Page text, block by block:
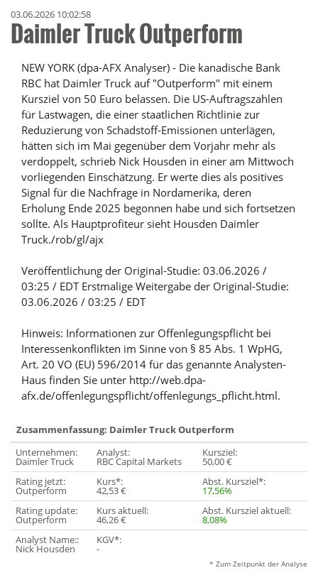
03.06.2026 10:02:58
Daimler Truck Outperform
NEW YORK (dpa-AFX Analyser) - Die kanadische Bank
RBC hat Daimler Truck auf "Outperform" mit einem
Kursziel von 50 Euro belassen. Die US-Auftragszahlen
für Lastwagen, die einer staatlichen Richtlinie zur
Reduzierung von Schadstoff-Emissionen unterlägen,
hätten sich im Mai gegenüber dem Vorjahr mehr als
verdoppelt, schrieb Nick Housden in einer am Mittwoch
vorliegenden Einschätzung. Er werte dies als positives
Signal für die Nachfrage in Nordamerika, deren
Erholung Ende 2025 begonnen habe und sich fortsetzen
sollte. Als Hauptprofiteur sieht Housden Daimler
Truck./rob/gl/ajx
Veröffentlichung der Original-Studie: 03.06.2026 /
03:25 / EDT Erstmalige Weitergabe der Original-Studie:
03.06.2026 / 03:25 / EDT
Hinweis: Informationen zur Offenlegungspflicht bei
Interessenkonflikten im Sinne von § 85 Abs. 1 WpHG,
Art. 20 VO (EU) 596/2014 für das genannte Analysten-
Haus finden Sie unter http://web.dpa-
afx.de/offenlegungspflicht/offenlegungs_pflicht.html.
Zusammenfassung: Daimler Truck Outperform
Unternehmen:
Daimler Truck
Analyst:
RBC Capital Markets
Kursziel:
50,00 €
Rating jetzt:
Outperform
Kurs*:
42,53 €
Abst. Kursziel*:
17,56%
Rating update:
Outperform
Kurs aktuell:
46,26 €
Abst. Kursziel aktuell:
8,08%
Analyst Name::
Nick Housden
KGV*:
-
* Zum Zeitpunkt der Analyse